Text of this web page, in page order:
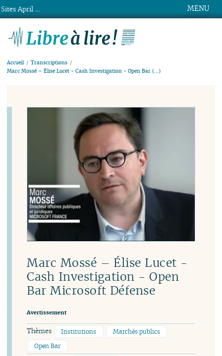
MENU
Accueil
Transcriptions
Marc Mossé – Élise Lucet - Cash Investigation - Open Bar (…)
Marc Mossé – Élise Lucet -
Cash Investigation - Open
Bar Microsoft Défense
Avertissement
Thèmes Institutions
Marchés publics
Open Bar
Sites April ...